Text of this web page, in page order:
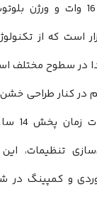
در سطوح مختلف
در کنار طراحی خشن
تنظیمات،
و کمپینگ در